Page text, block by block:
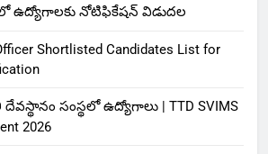
ఉద్యోగాలకు నోటిఫికేషన్ విడుదల
Shortlisted Candidates List for
సంస్థలో ఉద్యోగాలు | TTD SVIMS
2026